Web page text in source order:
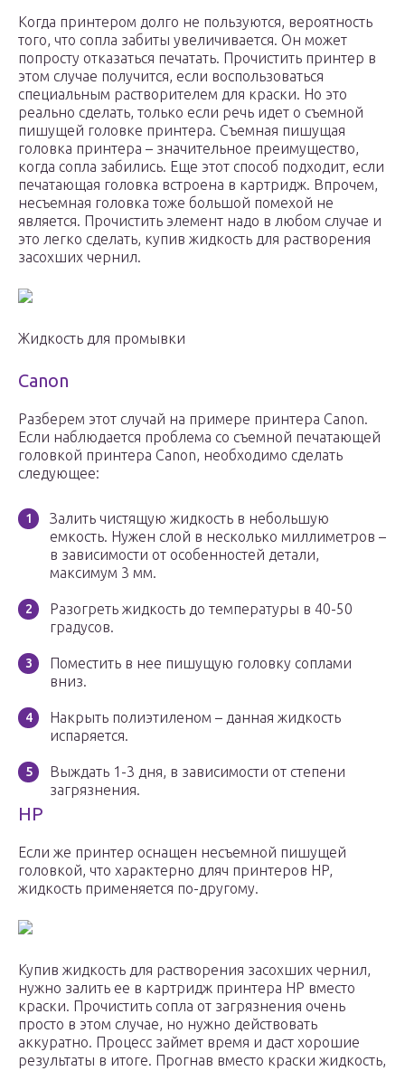
Когда принтером долго не пользуются, вероятность
того, что сопла забиты увеличивается. Он может
попросту отказаться печатать. Прочистить принтер в
этом случае получится, если воспользоваться
специальным растворителем для краски. Но это
реально сделать, только если речь идет о съемной
пишущей головке принтера. Съемная пишущая
головка принтера – значительное преимущество,
когда сопла забились. Еще этот способ подходит, если
печатающая головка встроена в картридж. Впрочем,
несъемная головка тоже большой помехой не
является. Прочистить элемент надо в любом случае и
это легко сделать, купив жидкость для растворения
засохших чернил.
Жидкость для промывки
Canon
Разберем этот случай на примере принтера Canon.
Если наблюдается проблема со съемной печатающей
головкой принтера Canon, необходимо сделать
следующее:
Залить чистящую жидкость в небольшую
емкость. Нужен слой в несколько миллиметров –
в зависимости от особенностей детали,
максимум 3 мм.
Разогреть жидкость до температуры в 40-50
градусов.
Поместить в нее пишущую головку соплами
вниз.
Накрыть полиэтиленом – данная жидкость
испаряется.
Выждать 1-3 дня, в зависимости от степени
загрязнения.
HP
Если же принтер оснащен несъемной пишущей
головкой, что характерно дляч принтеров HP,
жидкость применяется по-другому.
Купив жидкость для растворения засохших чернил,
нужно залить ее в картридж принтера HP вместо
краски. Прочистить сопла от загрязнения очень
просто в этом случае, но нужно действовать
аккуратно. Процесс займет время и даст хорошие
результаты в итоге. Прогнав вместо краски жидкость,